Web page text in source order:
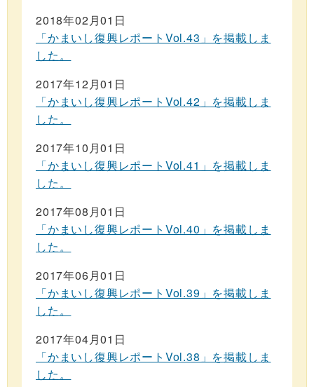
2018年02月01日
「かまいし復興レポートVol.43」を掲載しま
した。
2017年12月01日
「かまいし復興レポートVol.42」を掲載しま
した。
2017年10月01日
「かまいし復興レポートVol.41」を掲載しま
した。
2017年08月01日
「かまいし復興レポートVol.40」を掲載しま
した。
2017年06月01日
「かまいし復興レポートVol.39」を掲載しま
した。
2017年04月01日
「かまいし復興レポートVol.38」を掲載しま
した。